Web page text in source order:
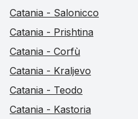
Catania - Salonicco
Catania - Prishtina
Catania - Corfù
Catania - Kraljevo
Catania - Teodo
Catania - Kastoria